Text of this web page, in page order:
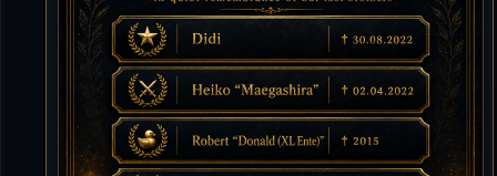
Isimiyaki
10.07.2026 / 00:34
Alles gute chickpea
Mojochilla
02.07.2026 / 15:53
Was geht aaaaaaaaaaaab